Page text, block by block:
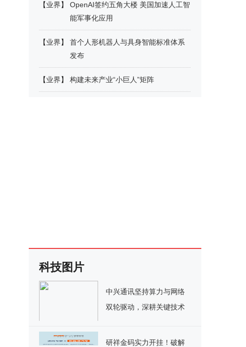
【业界】
OpenAI签约五角大楼 美国加速人工智
能军事化应用
【业界】
首个人形机器人与具身智能标准体系
发布
【业界】 构建未来产业“小巨人”矩阵
科技图片
中兴通讯坚持算力与网络
双轮驱动，深耕关键技术
研祥金码实力开挂！破解